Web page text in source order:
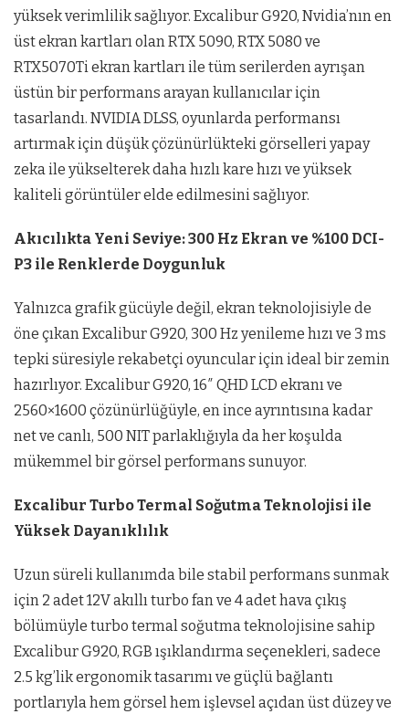
yüksek verimlilik sağlıyor. Excalibur G920, Nvidia’nın en
üst ekran kartları olan RTX 5090, RTX 5080 ve
RTX5070Ti ekran kartları ile tüm serilerden ayrışan
üstün bir performans arayan kullanıcılar için
tasarlandı. NVIDIA DLSS, oyunlarda performansı
artırmak için düşük çözünürlükteki görselleri yapay
zeka ile yükselterek daha hızlı kare hızı ve yüksek
kaliteli görüntüler elde edilmesini sağlıyor.
Akıcılıkta Yeni Seviye: 300 Hz Ekran ve %100 DCI-
P3 ile Renklerde Doygunluk
Yalnızca grafik gücüyle değil, ekran teknolojisiyle de
öne çıkan Excalibur G920, 300 Hz yenileme hızı ve 3 ms
tepki süresiyle rekabetçi oyuncular için ideal bir zemin
hazırlıyor. Excalibur G920, 16″ QHD LCD ekranı ve
2560×1600 çözünürlüğüyle, en ince ayrıntısına kadar
net ve canlı, 500 NIT parlaklığıyla da her koşulda
mükemmel bir görsel performans sunuyor.
Excalibur Turbo Termal Soğutma Teknolojisi ile
Yüksek Dayanıklılık
Uzun süreli kullanımda bile stabil performans sunmak
için 2 adet 12V akıllı turbo fan ve 4 adet hava çıkış
bölümüyle turbo termal soğutma teknolojisine sahip
Excalibur G920, RGB ışıklandırma seçenekleri, sadece
2.5 kg’lik ergonomik tasarımı ve güçlü bağlantı
portlarıyla hem görsel hem işlevsel açıdan üst düzey ve